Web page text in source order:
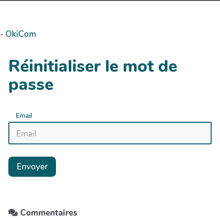
- OkiCom
Réinitialiser le mot de
passe
Email
Envoyer
Commentaires